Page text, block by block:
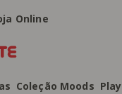
principal
Online
Coleção Moods Play